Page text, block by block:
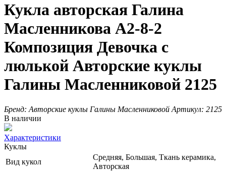
Кукла авторская Галина
Масленникова А2-8-2
Композиция Девочка с
люлькой Авторские куклы
Галины Масленниковой 2125
Бренд: Авторские куклы Галины Масленниковой Артикул: 2125
В наличии
Характеристики
Куклы
Вид кукол
Средняя, Большая, Ткань керамика,
Авторская